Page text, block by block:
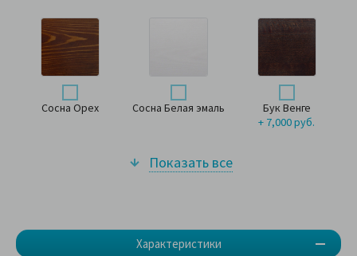
Сосна Орех Сосна Белая эмаль
Бук Венге
+ 7,000 руб.
Показать все
Характеристики